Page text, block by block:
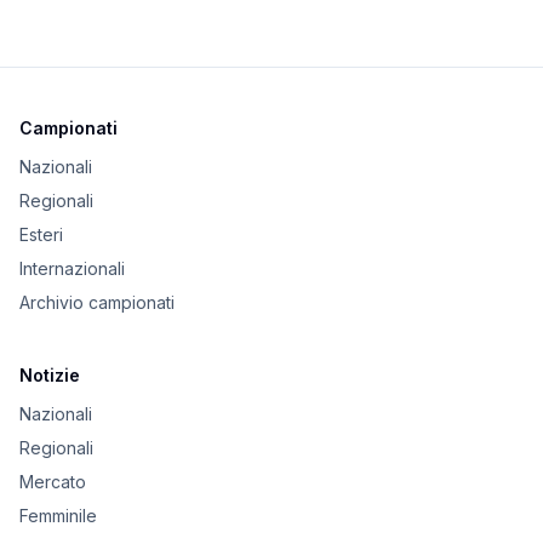
Campionati
Nazionali
Regionali
Esteri
Internazionali
Archivio campionati
Notizie
Nazionali
Regionali
Mercato
Femminile